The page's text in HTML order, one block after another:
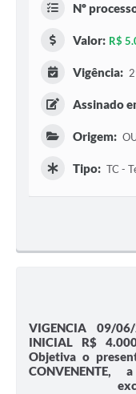
Nº
Valor: R$
Vigência:
Assinado
Origem:
Tipo: TC -
VIGENCIA 09/
INICIAL R$
Objetiva o